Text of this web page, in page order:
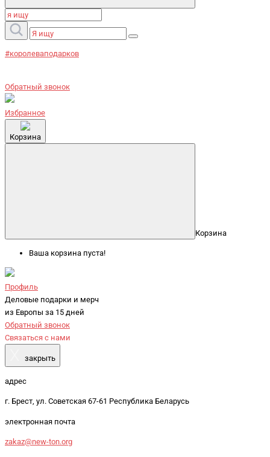
#королеваподарков
Обратный звонок
Избранное
Корзина
Корзина
Ваша корзина пуста!
Профиль
Деловые подарки и мерч
из Европы за 15 дней
Обратный звонок
Связаться с нами
закрыть
адрес
г. Брест, ул. Советская 67-61 Республика Беларусь
электронная почта
zakaz@new-ton.org